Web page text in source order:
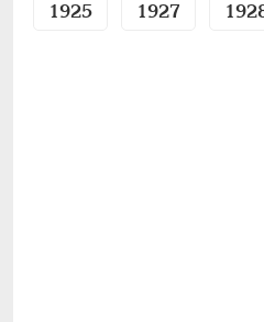
1925 1927